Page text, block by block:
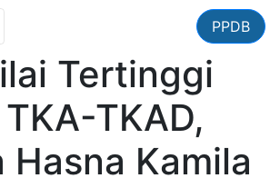
PPDB
Tertinggi
TKAD,
Hasna Kamila